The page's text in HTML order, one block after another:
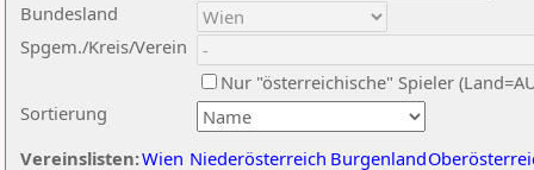
Sortierung
Bundesland
Spgem./Kreis/Verein
Nur "österreichische" Spieler
Vereinslisten:Wien Niederösterreich Burgenland